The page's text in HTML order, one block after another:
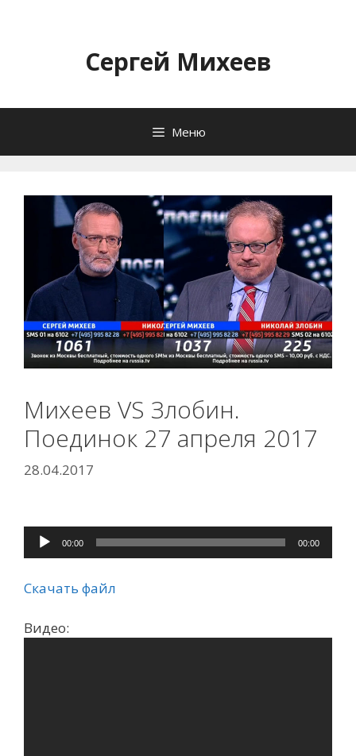
содержимомуСергей Михеев
Меню
Михеев VS Злобин.
Поединок 27 апреля 2017
28.04.2017
Аудиоплеер
00:00 00:00
Скачать файл
Видео: